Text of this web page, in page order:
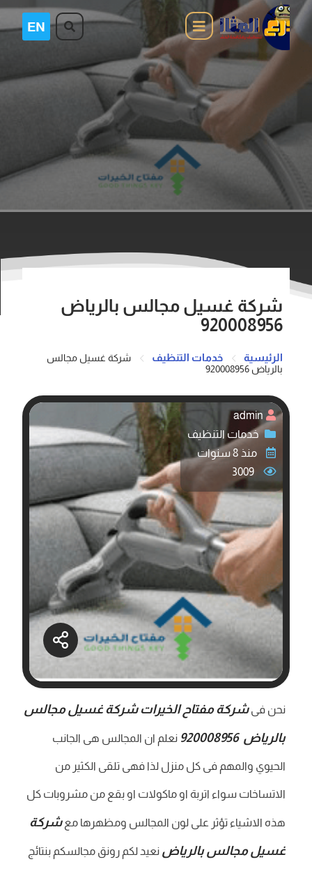
شركة غسيل مجالس بالرياض
920008956
الرئيسية خدمات التنظيف
شركة غسيل مجالس
بالرياض 920008956
admin
خدمات التنظيف
منذ 8 سنوات
3009
نحن فىشركة مفتاح الخيرات شركة غسيل مجالس
بالرياض920008956 نعلم ان المجالس هى الجانب
الحيوي والمهم فى كل منزل لذا فهى تلقى الكثير من
الاتساخات سواء اتربة او ماكولات او بقع من مشروبات كل
هذه الاشياء تؤثر على لون المجالس ومظهرها معشركة
غسيل مجالس بالرياض نعيد لكم رونق مجالسكم بنتائج